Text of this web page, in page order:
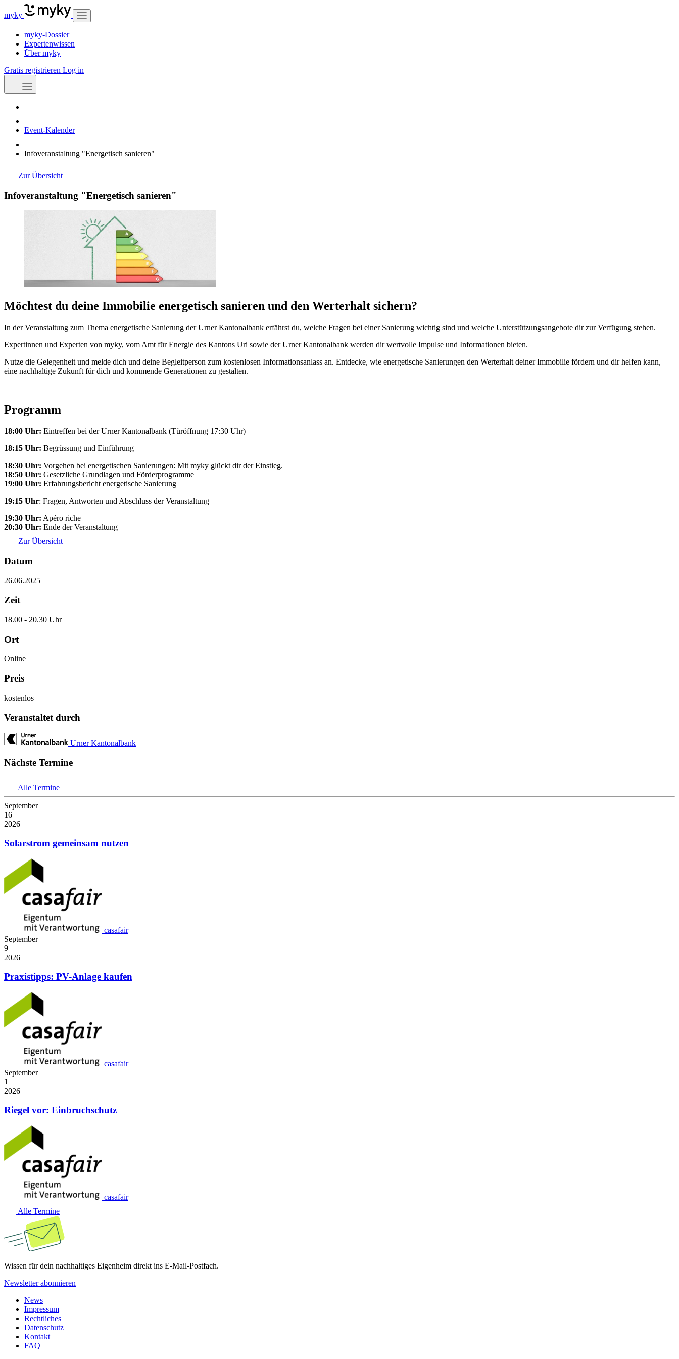
myky
myky-Dossier
Expertenwissen
Über myky
Gratis registrieren Log in
Event-Kalender
Infoveranstaltung "Energetisch sanieren"
Zur Übersicht
Infoveranstaltung "Energetisch sanieren"
Möchtest du deine Immobilie energetisch sanieren und den Werterhalt sichern?
In der Veranstaltung zum Thema energetische Sanierung der Urner Kantonalbank erfährst du, welche Fragen bei einer Sanierung wichtig sind und welche Unterstützungsangebote dir zur Verfügung stehen.
Expertinnen und Experten von myky, vom Amt für Energie des Kantons Uri sowie der Urner Kantonalbank werden dir wertvolle Impulse und Informationen bieten.
Nutze die Gelegenheit und melde dich und deine Begleitperson zum kostenlosen Informationsanlass an. Entdecke, wie energetische Sanierungen den Werterhalt deiner Immobilie fördern und dir helfen kann,
eine nachhaltige Zukunft für dich und kommende Generationen zu gestalten.
Programm
18:00 Uhr: Eintreffen bei der Urner Kantonalbank (Türöffnung 17:30 Uhr)
18:15 Uhr: Begrüssung und Einführung
18:30 Uhr: Vorgehen bei energetischen Sanierungen: Mit myky glückt dir der Einstieg.
18:50 Uhr: Gesetzliche Grundlagen und Förderprogramme
19:00 Uhr: Erfahrungsbericht energetische Sanierung
19:15 Uhr: Fragen, Antworten und Abschluss der Veranstaltung
19:30 Uhr: Apéro riche
20:30 Uhr: Ende der Veranstaltung
Zur Übersicht
Datum
26.06.2025
Zeit
18.00 - 20.30 Uhr
Ort
Online
Preis
kostenlos
Veranstaltet durch
Urner Kantonalbank
Nächste Termine
Alle Termine
September
16
2026
Solarstrom gemeinsam nutzen
casafair
September
9
2026
Praxistipps­: PV-Anlage kaufen
casafair
September
1
2026
Riegel vor: Einbruchschutz
casafair
Alle Termine
Wissen für dein nachhaltiges Eigenheim direkt ins E-Mail-Postfach.
Newsletter abonnieren
News
Impressum
Rechtliches
Datenschutz
Kontakt
FAQ